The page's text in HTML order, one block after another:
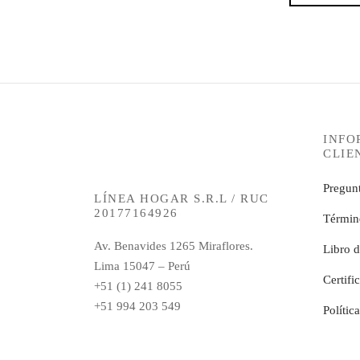
LÍNEA HOGAR S.R.L / RUC
20177164926
Av. Benavides 1265 Miraflores.
Lima 15047 – Perú
+51 (1) 241 8055
+51 994 203 549
Libro